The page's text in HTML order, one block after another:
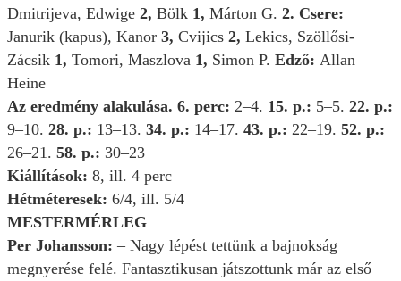
Dmitrijeva, Edwige 2, Bölk 1, Márton G. 2. Csere:
Janurik (kapus), Kanor 3, Cvijics 2, Lekics, Szöllősi-
Zácsik 1, Tomori, Maszlova 1, Simon P. Edző: Allan
Heine
Az eredmény alakulása. 6. perc: 2–4. 15. p.: 5–5. 22. p.:
9–10. 28. p.: 13–13. 34. p.: 14–17. 43. p.: 22–19. 52. p.:
26–21. 58. p.: 30–23
Kiállítások: 8, ill. 4 perc
Hétméteresek: 6/4, ill. 5/4
MESTERMÉRLEG
Per Johansson: – Nagy lépést tettünk a bajnokság
megnyerése felé. Fantasztikusan játszottunk már az első